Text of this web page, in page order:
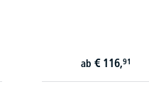
ab€ 116,91